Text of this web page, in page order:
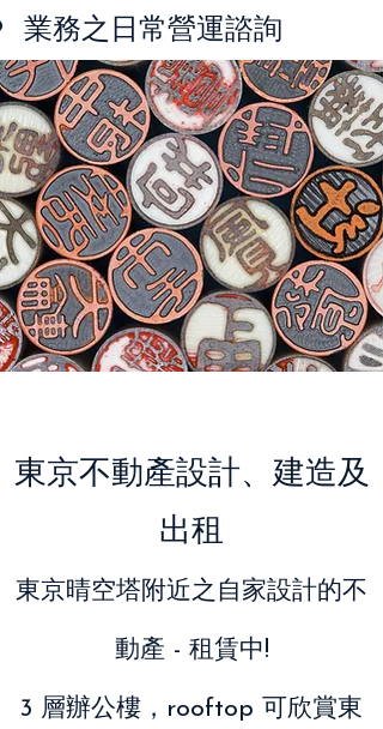
業務之日常營運諮詢
東京不動產設計、建造及
出租
東京晴空塔附近之自家設計的不
動產 - 租賃中!
3 層辦公樓，rooftop 可欣賞東